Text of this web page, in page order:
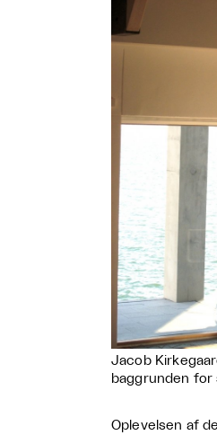
Jacob
baggrunden
Oplevelsen af